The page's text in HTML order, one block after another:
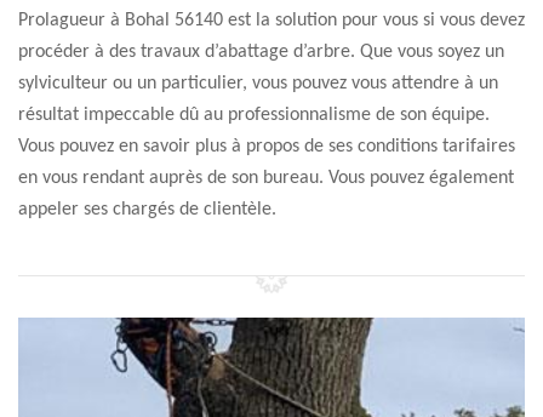
Prolagueur à Bohal 56140 est la solution pour vous si vous devez
procéder à des travaux d’abattage d’arbre. Que vous soyez un
sylviculteur ou un particulier, vous pouvez vous attendre à un
résultat impeccable dû au professionnalisme de son équipe.
Vous pouvez en savoir plus à propos de ses conditions tarifaires
en vous rendant auprès de son bureau. Vous pouvez également
appeler ses chargés de clientèle.